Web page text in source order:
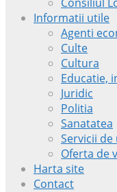
Informatii utile
Agenti
Culte
Cultura
Educatie,
Juridic
Politia
Sanatatea
Servicii
Oferta de
Harta site
Contact